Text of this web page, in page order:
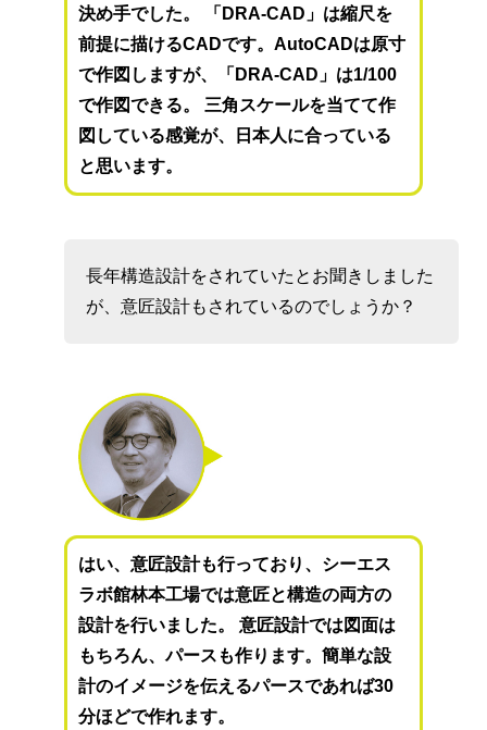
決め手でした。 「DRA-CAD」は縮尺を
前提に描けるCADです。AutoCADは原寸
で作図しますが、「DRA-CAD」は1/100
で作図できる。 三角スケールを当てて作
図している感覚が、日本人に合っている
と思います。
長年構造設計をされていたとお聞きしました
が、意匠設計もされているのでしょうか？
はい、意匠設計も行っており、シーエス
ラボ館林本工場では意匠と構造の両方の
設計を行いました。 意匠設計では図面は
もちろん、パースも作ります。簡単な設
計のイメージを伝えるパースであれば30
分ほどで作れます。